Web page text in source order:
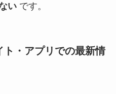
いです。
・アプリでの最新情